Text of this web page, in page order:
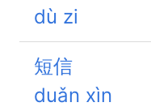
dù zi
短信
duǎn xìn